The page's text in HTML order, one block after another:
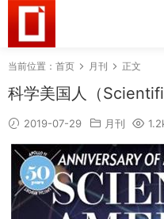
当前位置： 首页 月刊 正文
科学美国人（
2019-07-29 月刊